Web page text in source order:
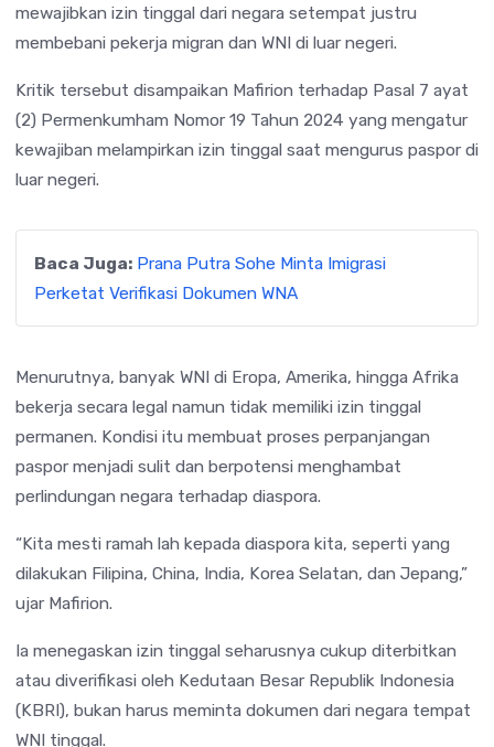
mewajibkan izin tinggal dari negara setempat justru
membebani pekerja migran dan WNI di luar negeri.
Kritik tersebut disampaikan Mafirion terhadap Pasal 7 ayat
(2) Permenkumham Nomor 19 Tahun 2024 yang mengatur
kewajiban melampirkan izin tinggal saat mengurus paspor di
luar negeri.
Baca Juga: Prana Putra Sohe Minta Imigrasi
Perketat Verifikasi Dokumen WNA
Menurutnya, banyak WNI di Eropa, Amerika, hingga Afrika
bekerja secara legal namun tidak memiliki izin tinggal
permanen. Kondisi itu membuat proses perpanjangan
paspor menjadi sulit dan berpotensi menghambat
perlindungan negara terhadap diaspora.
“Kita mesti ramah lah kepada diaspora kita, seperti yang
dilakukan Filipina, China, India, Korea Selatan, dan Jepang,”
ujar Mafirion.
Ia menegaskan izin tinggal seharusnya cukup diterbitkan
atau diverifikasi oleh Kedutaan Besar Republik Indonesia
(KBRI), bukan harus meminta dokumen dari negara tempat
WNI tinggal.